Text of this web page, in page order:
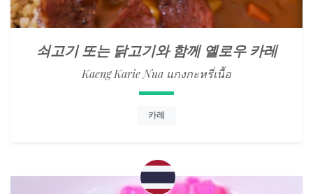
쇠고기 또는 닭고기와 함께 옐로우 카레
Kaeng Karie Nua แกงกะหรี่เนื้อ
카레